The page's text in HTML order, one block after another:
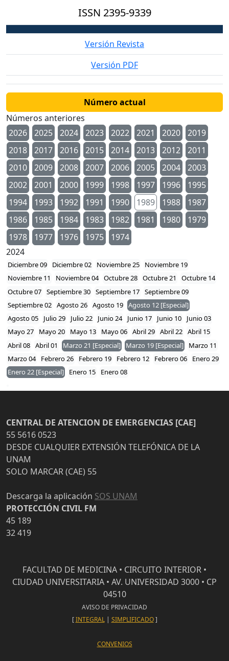
ISSN 2395-9339
Versión Revista
Versión PDF
Número actual
Números anteriores
2026
2025 2024 2023 2022 2021 2020
2019
2018
2017 2016 2015 2014 2013 2012
2011
2010
2009 2008 2007 2006 2005 2004
2003
2002
2001 2000 1999 1998 1997 1996
1995
1994
1993 1992 1991 1990 1989 1988
1987
1986
1985 1984 1983 1982 1981 1980
1979
1978
1977 1976 1975
1974
2024
Diciembre 09 Diciembre 02 Noviembre 25
Noviembre 19
Noviembre 11
Noviembre 04 Octubre 28 Octubre 21
Octubre 14
Octubre 07 Septiembre 30 Septiembre 17 Septiembre 09
Septiembre 02 Agosto 26 Agosto 19 Agosto 12 [Especial]
Agosto 05
Julio 29 Julio 22 Junio 24 Junio 17 Junio 10
Junio 03
Mayo 27
Mayo 20 Mayo 13 Mayo 06 Abril 29 Abril 22 Abril 15
Abril 08 Abril 01 Marzo 21 [Especial] Marzo 19 [Especial]
Marzo 11
Marzo 04
Febrero 26 Febrero 19 Febrero 12 Febrero 06
Enero 29
Enero 22 [Especial]
Enero 15 Enero 08
CENTRAL DE ATENCION DE EMERGENCIAS [CAE]
55 5616 0523
DESDE CUALQUIER EXTENSIÓN TELEFÓNICA DE LA
UNAM
SOLO MARCAR (CAE) 55
Descarga la aplicación SOS UNAM
PROTECCIÓN CIVIL FM
45 189
32 419
FACULTAD DE MEDICINA • CIRCUITO INTERIOR •
CIUDAD UNIVERSITARIA • AV. UNIVERSIDAD 3000 • CP
04510
AVISO DE PRIVACIDAD
[INTEGRAL| SIMPLIFICADO]
CONVENIOS